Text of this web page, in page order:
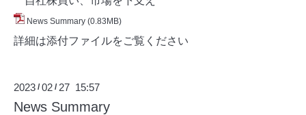
News Summary (0.83MB)
詳細は添付ファイルをご覧ください
2023 /02 / 27 15:57
News Summary